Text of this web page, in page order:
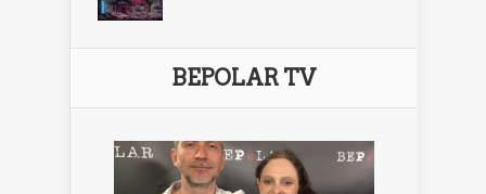
BEPOLAR TV